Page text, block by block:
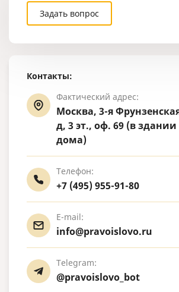
Контакты:
Фактический адрес:
Москва, 3-я
д, 3 эт., оф. 69 (в
дома)
Телефон:
+7 (495) 955-91-80
E-mail:
info@pravoislovo.ru
Telegram:
@pravoislovo_bot
Задать вопрос